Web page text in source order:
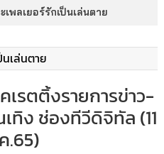
พลเยอร์รักเป็นเล่นตาย
นเล่นตาย
เรตติ้งรายการข่าว-
ทิง ช่องทีวีดิจิทัล (11
.65)